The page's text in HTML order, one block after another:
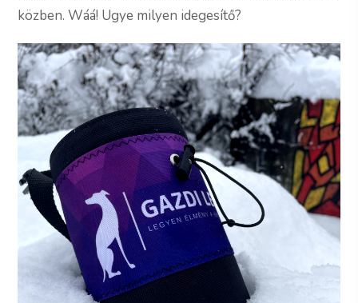
közben. Wáá! Ugye milyen idegesítő?